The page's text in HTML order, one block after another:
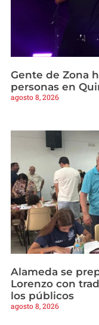
Gente de Zona
personas en
agosto 8, 2026
Alameda se
Lorenzo con
los públicos
agosto 8, 2026